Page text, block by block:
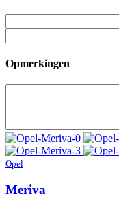
Opmerkingen
Opel
Meriva